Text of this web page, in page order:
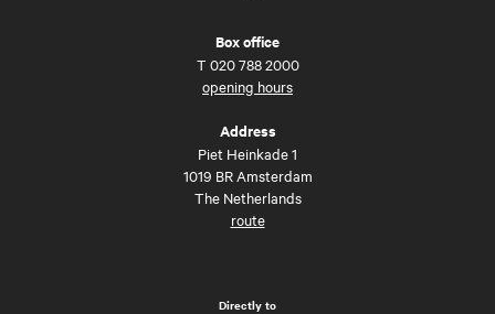
Box office
T 020 788 2000
opening hours
Address
Piet Heinkade 1
1019 BR Amsterdam
The Netherlands
route
Directly to